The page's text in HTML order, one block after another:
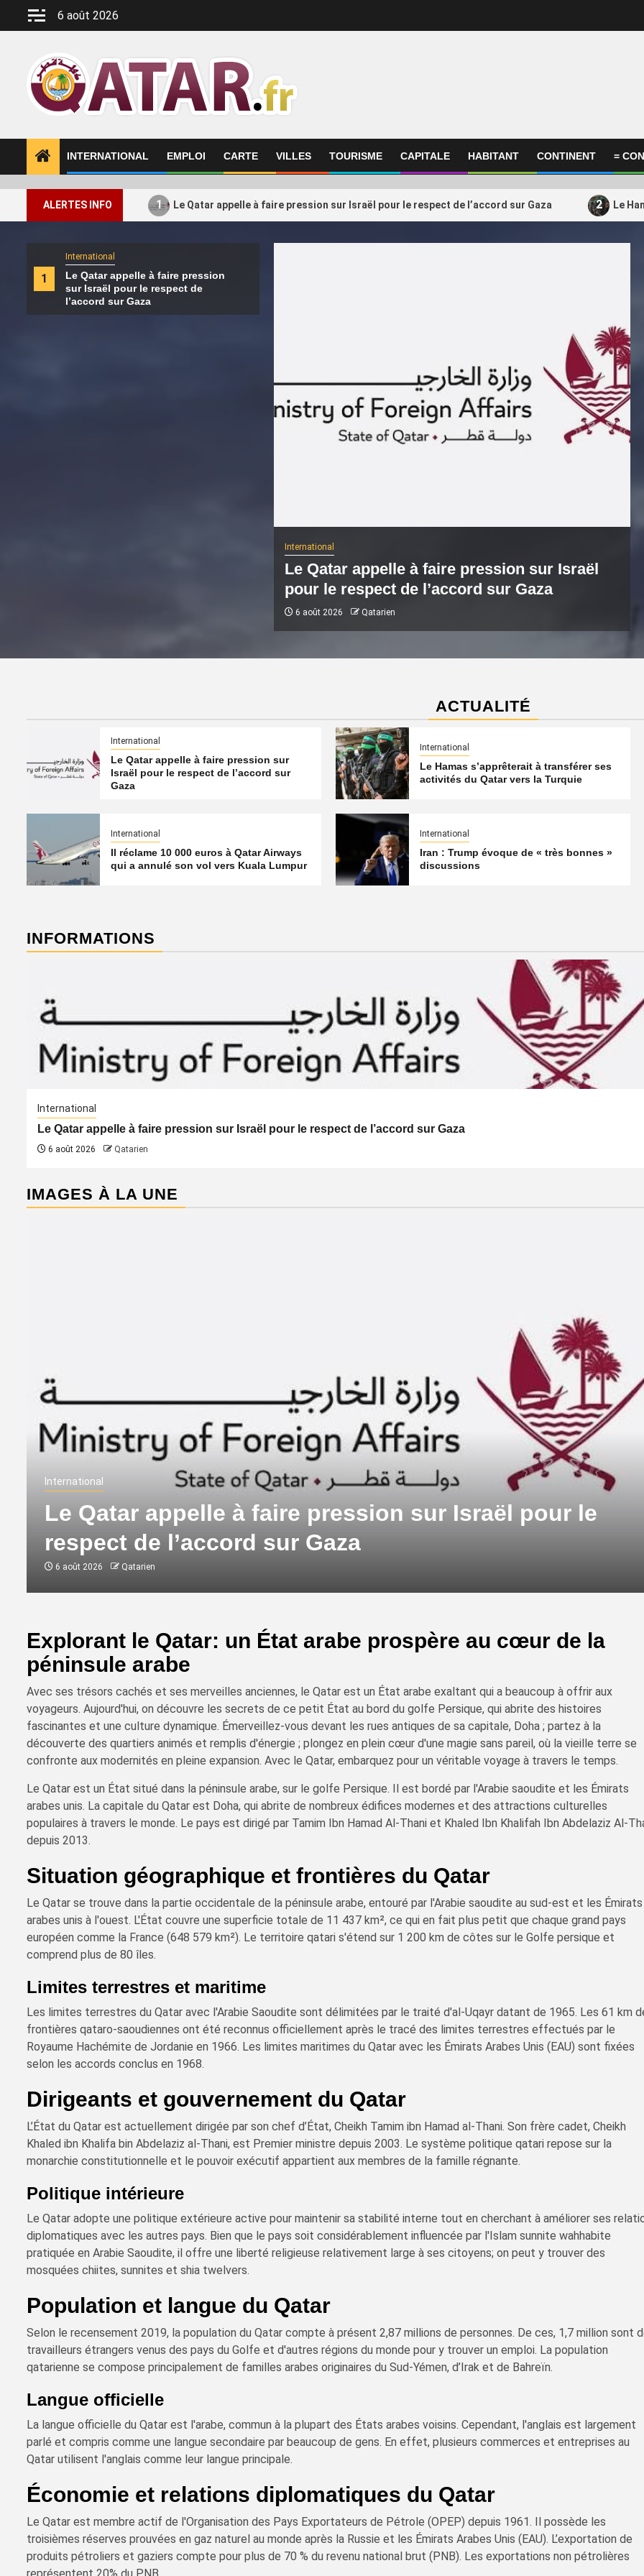
6 août 2026
INTERNATIONAL EMPLOI CARTE VILLES TOURISME CAPITALE HABITANT CONTINENT =
ALERTES INFO 1 Le Qatar appelle à faire pression sur Israël pour le respect de l’accord sur Gaza 2 Le
1
International
Le Qatar appelle à faire pression
sur Israël pour le respect de
l’accord sur Gaza
International
Le Qatar appelle à faire pression sur Israël
pour le respect de l’accord sur Gaza
6 août 2026 Qatarien
ACTUALITÉ
International
Le Qatar appelle à faire pression sur
Israël pour le respect de l’accord sur
Gaza
International
Le Hamas s’apprêterait à transférer ses
activités du Qatar vers la Turquie
International
Il réclame 10 000 euros à Qatar Airways
qui a annulé son vol vers Kuala Lumpur
International
Iran : Trump évoque de « très bonnes »
discussions
INFORMATIONS
International
Le Qatar appelle à faire pression sur Israël pour le respect de l’accord sur Gaza
6 août 2026 Qatarien
IMAGES À LA UNE
International
Le Qatar appelle à faire pression sur Israël pour le
respect de l’accord sur Gaza
6 août 2026 Qatarien
Explorant le Qatar: un État arabe prospère au cœur de la
péninsule arabe
Avec ses trésors cachés et ses merveilles anciennes, le Qatar est un État arabe exaltant qui a beaucoup à offrir aux
voyageurs. Aujourd'hui, on découvre les secrets de ce petit État au bord du golfe Persique, qui abrite des histoires
fascinantes et une culture dynamique. Émerveillez-vous devant les rues antiques de sa capitale, Doha ; partez à la
découverte des quartiers animés et remplis d'énergie ; plongez en plein cœur d'une magie sans pareil, où la vieille terre se
confronte aux modernités en pleine expansion. Avec le Qatar, embarquez pour un véritable voyage à travers le temps.
Le Qatar est un État situé dans la péninsule arabe, sur le golfe Persique. Il est bordé par l'Arabie saoudite et les Émirats
arabes unis. La capitale du Qatar est Doha, qui abrite de nombreux édifices modernes et des attractions culturelles
populaires à travers le monde. Le pays est dirigé par Tamim Ibn Hamad Al-Thani et Khaled Ibn Khalifah Ibn Abdelaziz Al-
depuis 2013.
Situation géographique et frontières du Qatar
Le Qatar se trouve dans la partie occidentale de la péninsule arabe, entouré par l'Arabie saoudite au sud-est et les Émirats
arabes unis à l'ouest. L'État couvre une superficie totale de 11 437 km², ce qui en fait plus petit que chaque grand pays
européen comme la France (648 579 km²). Le territoire qatari s'étend sur 1 200 km de côtes sur le Golfe persique et
comprend plus de 80 îles.
Limites terrestres et maritime
Les limites terrestres du Qatar avec l'Arabie Saoudite sont délimitées par le traité d'al-Uqayr datant de 1965. Les 61 km
frontières qataro-saoudiennes ont été reconnus officiellement après le tracé des limites terrestres effectués par le
Royaume Hachémite de Jordanie en 1966. Les limites maritimes du Qatar avec les Émirats Arabes Unis (EAU) sont fixées
selon les accords conclus en 1968.
Dirigeants et gouvernement du Qatar
L’État du Qatar est actuellement dirigée par son chef d’État, Cheikh Tamim ibn Hamad al-Thani. Son frère cadet, Cheikh
Khaled ibn Khalifa bin Abdelaziz al-Thani, est Premier ministre depuis 2003. Le système politique qatari repose sur la
monarchie constitutionnelle et le pouvoir exécutif appartient aux membres de la famille régnante.
Politique intérieure
Le Qatar adopte une politique extérieure active pour maintenir sa stabilité interne tout en cherchant à améliorer ses
diplomatiques avec les autres pays. Bien que le pays soit considérablement influencée par l'Islam sunnite wahhabite
pratiquée en Arabie Saoudite, il offre une liberté religieuse relativement large à ses citoyens; on peut y trouver des
mosquées chiites, sunnites et shia twelvers.
Population et langue du Qatar
Selon le recensement 2019, la population du Qatar compte à présent 2,87 millions de personnes. De ces, 1,7 million sont
travailleurs étrangers venus des pays du Golfe et d'autres régions du monde pour y trouver un emploi. La population
qatarienne se compose principalement de familles arabes originaires du Sud-Yémen, d’Irak et de Bahreïn.
Langue officielle
La langue officielle du Qatar est l'arabe, commun à la plupart des États arabes voisins. Cependant, l'anglais est largement
parlé et compris comme une langue secondaire par beaucoup de gens. En effet, plusieurs commerces et entreprises au
Qatar utilisent l'anglais comme leur langue principale.
Économie et relations diplomatiques du Qatar
Le Qatar est membre actif de l'Organisation des Pays Exportateurs de Pétrole (OPEP) depuis 1961. Il possède les
troisièmes réserves prouvées en gaz naturel au monde après la Russie et les Émirats Arabes Unis (EAU). L’exportation de
produits pétroliers et gaziers compte pour plus de 70 % du revenu national brut (PNB). Les exportations non pétrolières